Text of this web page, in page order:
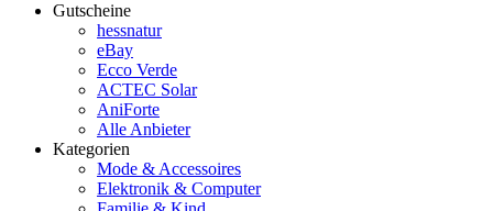
Gutscheine
hessnatur
eBay
Ecco Verde
ACTEC Solar
AniForte
Alle Anbieter
Kategorien
Mode & Accessoires
Elektronik & Computer